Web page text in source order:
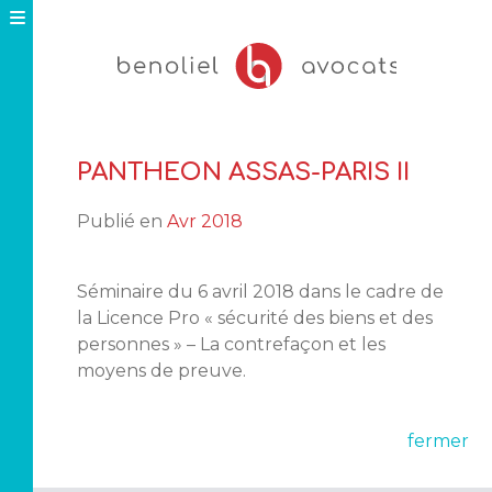
PANTHEON ASSAS-PARIS II
Publié en Avr 2018
Séminaire du 6 avril 2018 dans le cadre de
la Licence Pro « sécurité des biens et des
personnes » – La contrefaçon et les
moyens de preuve.
fermer